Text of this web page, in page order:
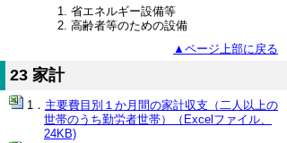
省エネルギー設備等
高齢者等のための設備
▲ページ上部に戻る
23 家計
主要費目別１か月間の家計収支（二人以上の
世帯のうち勤労者世帯）（Excelファイル、
24KB)